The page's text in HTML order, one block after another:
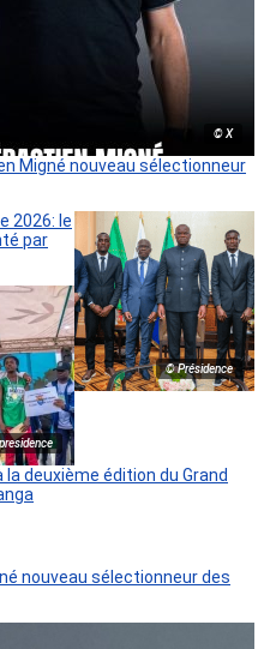
© X
Migné nouveau sélectionneur
© Présidence
2026: le
par
la deuxième édition du Grand
nouveau sélectionneur des